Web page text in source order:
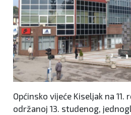
Općinsko vijeće Kiseljak na 11.
održanoj 13. studenog,